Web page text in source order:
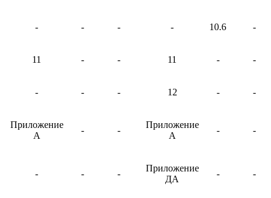
- - - - 10.6 -
11 - - 11 - -
- - - 12 - -
Приложение
А
- -
Приложение
А
- -
- - -
Приложение
ДА
- -